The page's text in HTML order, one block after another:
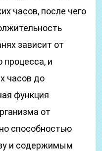
часов, после чего
зависит от
процесса, и
часов до
функция
от
способностью
и содержимым